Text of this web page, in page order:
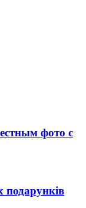
фото с
подарунків